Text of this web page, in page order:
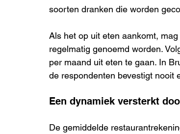
soorten dranken die worden
Als het op uit eten aankomt,
regelmatig genoemd worden.
per maand uit eten te gaan. In
de respondenten bevestigt nooit
Een dynamiek versterkt
De gemiddelde